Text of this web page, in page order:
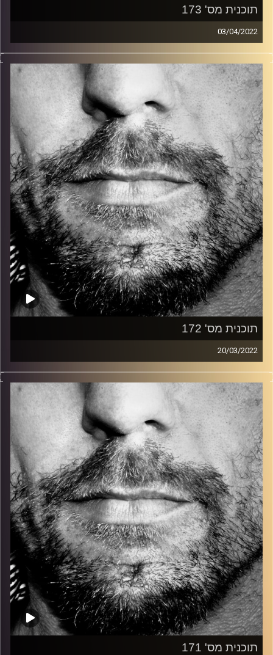
תוכנית מס' 173
03/04/2022
זיפים, מוזיקה מחוספסת של הופעות חיות. הרבה ג'אם, רוק,
בלוז, bluegrass, ג'אז, Fאנק, פרוגרסיב ואפילו אלקטרוניקה.
כל מה שחי, אמיתי ונושם.
עם שמוליק רגב.
קרדיט תמונות: David Goehring
תוכנית מס' 172
20/03/2022
זיפים, מוזיקה מחוספסת של הופעות חיות. הרבה ג'אם, רוק,
בלוז, bluegrass, ג'אז, Fאנק, פרוגרסיב ואפילו אלקטרוניקה.
כל מה שחי, אמיתי ונושם.
עם שמוליק רגב.
קרדיט תמונות: David Goehring
תוכנית מס' 171